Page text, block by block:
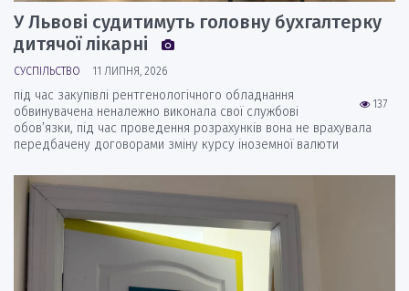
У Львові судитимуть головну бухгалтерку
дитячої лікарні
СУСПІЛЬСТВО 11 ЛИПНЯ, 2026
137
під час закупівлі рентгенологічного обладнання
обвинувачена неналежно виконала свої службові
обов’язки, під час проведення розрахунків вона не врахувала
передбачену договорами зміну курсу іноземної валюти